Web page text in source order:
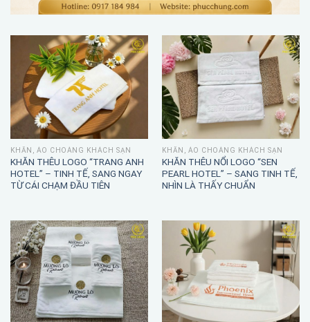
KHĂN, ÁO CHOÀNG KHÁCH SẠN
KHĂN THÊU LOGO “TRANG ANH
HOTEL” – TINH TẾ, SANG NGAY
TỪ CÁI CHẠM ĐẦU TIÊN
KHĂN, ÁO CHOÀNG KHÁCH SẠN
KHĂN THÊU NỔI LOGO “SEN
PEARL HOTEL” – SANG TINH TẾ,
NHÌN LÀ THẤY CHUẨN